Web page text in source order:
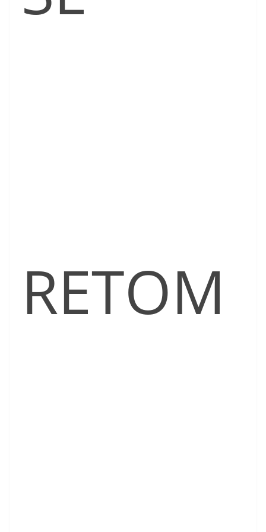
RETOM